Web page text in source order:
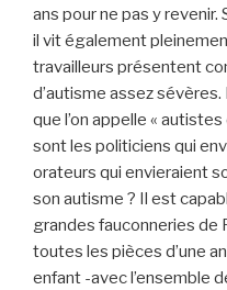
ans pour ne pas y revenir.
il vit également
travailleurs présentent
d’autisme assez
que l’on appelle «
sont les politiciens qui
orateurs qui envieraient
son autisme ? Il est
grandes fauconneries de
toutes les pièces d’une
enfant -avec l’ensemble